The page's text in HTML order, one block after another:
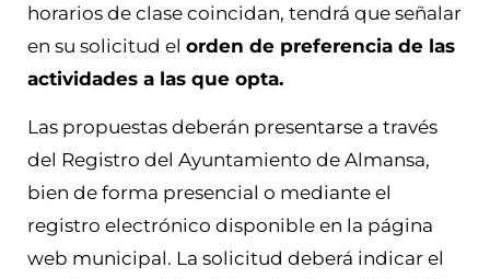
horarios de clase coincidan, tendrá que señalar
en su solicitud el orden de preferencia de las
actividades a las que opta.
Las propuestas deberán presentarse a través
del Registro del Ayuntamiento de Almansa,
bien de forma presencial o mediante el
registro electrónico disponible en la página
web municipal. La solicitud deberá indicar el